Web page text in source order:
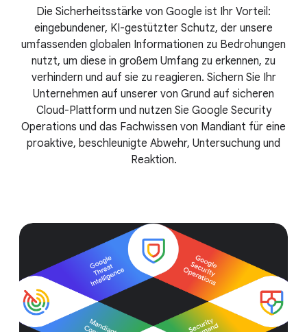
Die Sicherheitsstärke von Google ist Ihr Vorteil:
eingebundener, KI-gestützter Schutz, der unsere
umfassenden globalen Informationen zu Bedrohungen
nutzt, um diese in großem Umfang zu erkennen, zu
verhindern und auf sie zu reagieren. Sichern Sie Ihr
Unternehmen auf unserer von Grund auf sicheren
Cloud-Plattform und nutzen Sie Google Security
Operations und das Fachwissen von Mandiant für eine
proaktive, beschleunigte Abwehr, Untersuchung und
Reaktion.